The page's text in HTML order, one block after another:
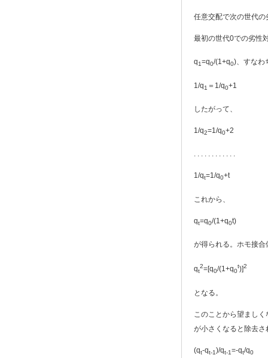
任意交配で次の世代
最初の世代0での劣性
q1=q0/(1+q0)、すなわ
1/q1 ＝1/q0+1
したがって、
1/q2=1/q0+2
. . . . . . . . . . . .
1/qt=1/q0+t
これから、
qt=q0/(1+q0t)
が得られる。ホモ接合
qt
2=[q0/(1+q0
t)]2
となる。
このことから望まし
が小さくなると除去さ
(qt-qt-1)/qt-1=-qt/q0